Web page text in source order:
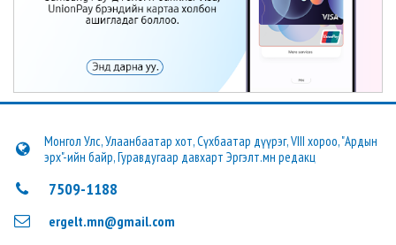
Монгол Улс, Улаанбаатар хот, Сүхбаатар дүүрэг, VIII хороо, "Ардын
эрх"-ийн байр, Гуравдугаар давхарт Эргэлт.мн редакц
7509-1188
ergelt.mn@gmail.com